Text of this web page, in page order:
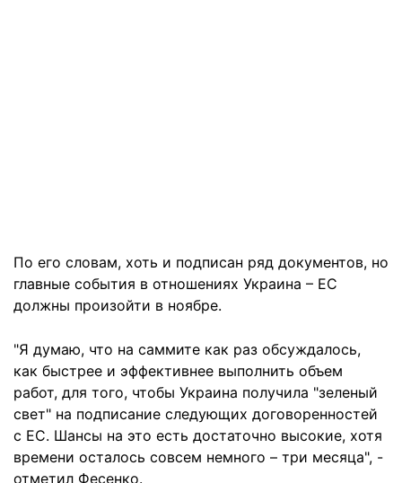
По его словам, хоть и подписан ряд документов, но
главные события в отношениях Украина – ЕС
должны произойти в ноябре.
"Я думаю, что на саммите как раз обсуждалось,
как быстрее и эффективнее выполнить объем
работ, для того, чтобы Украина получила "зеленый
свет" на подписание следующих договоренностей
с ЕС. Шансы на это есть достаточно высокие, хотя
времени осталось совсем немного – три месяца", -
отметил Фесенко.